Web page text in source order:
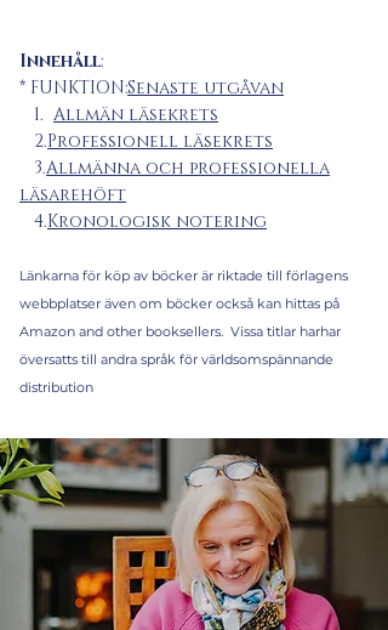
Innehåll:
* FUNKTION:Senaste utgåvan
1. Allmän läsekrets
2.Professionell läsekrets
3.Allmänna och professionella
läsarehöft
4.Kronologisk notering
Länkarna för köp av böcker är riktade till förlagens
webbplatser även om böcker också kan hittas på
Amazon and other booksellers. Vissa titlar harhar
översatts till andra språk för världsomspännande
distribution